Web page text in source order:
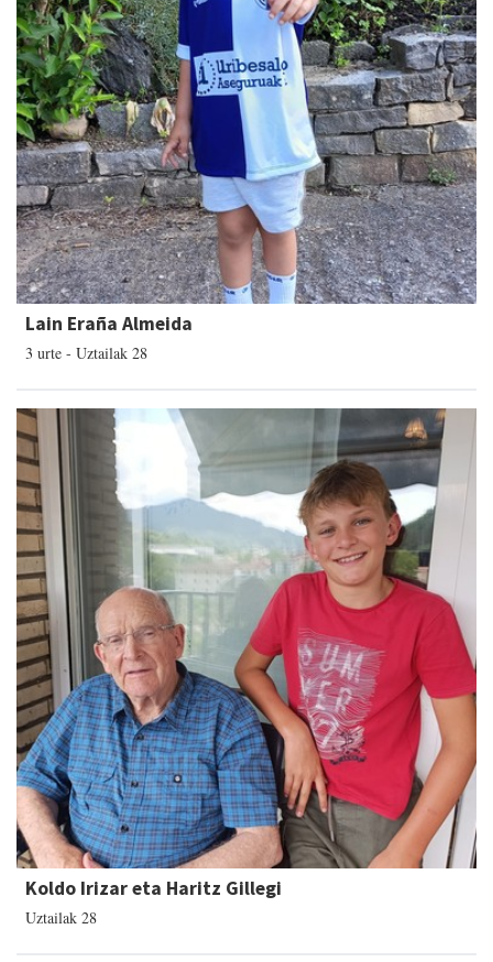
Lain Eraña Almeida
3 urte - Uztailak 28
Koldo Irizar eta Haritz Gillegi
Uztailak 28